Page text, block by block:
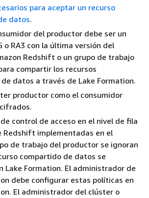
para aceptar un recurso
datos.
del productor debe ser un
o RA3 con la última versión del
Redshift o un grupo de trabajo
compartir los recursos
datos a través de Lake Formation.
productor como el consumidor
control de acceso en el nivel de fila
Redshift implementadas en el
de trabajo del productor se ignoran
compartido de datos se
Lake Formation. El administrador de
debe configurar estas políticas en
El administrador del clúster o